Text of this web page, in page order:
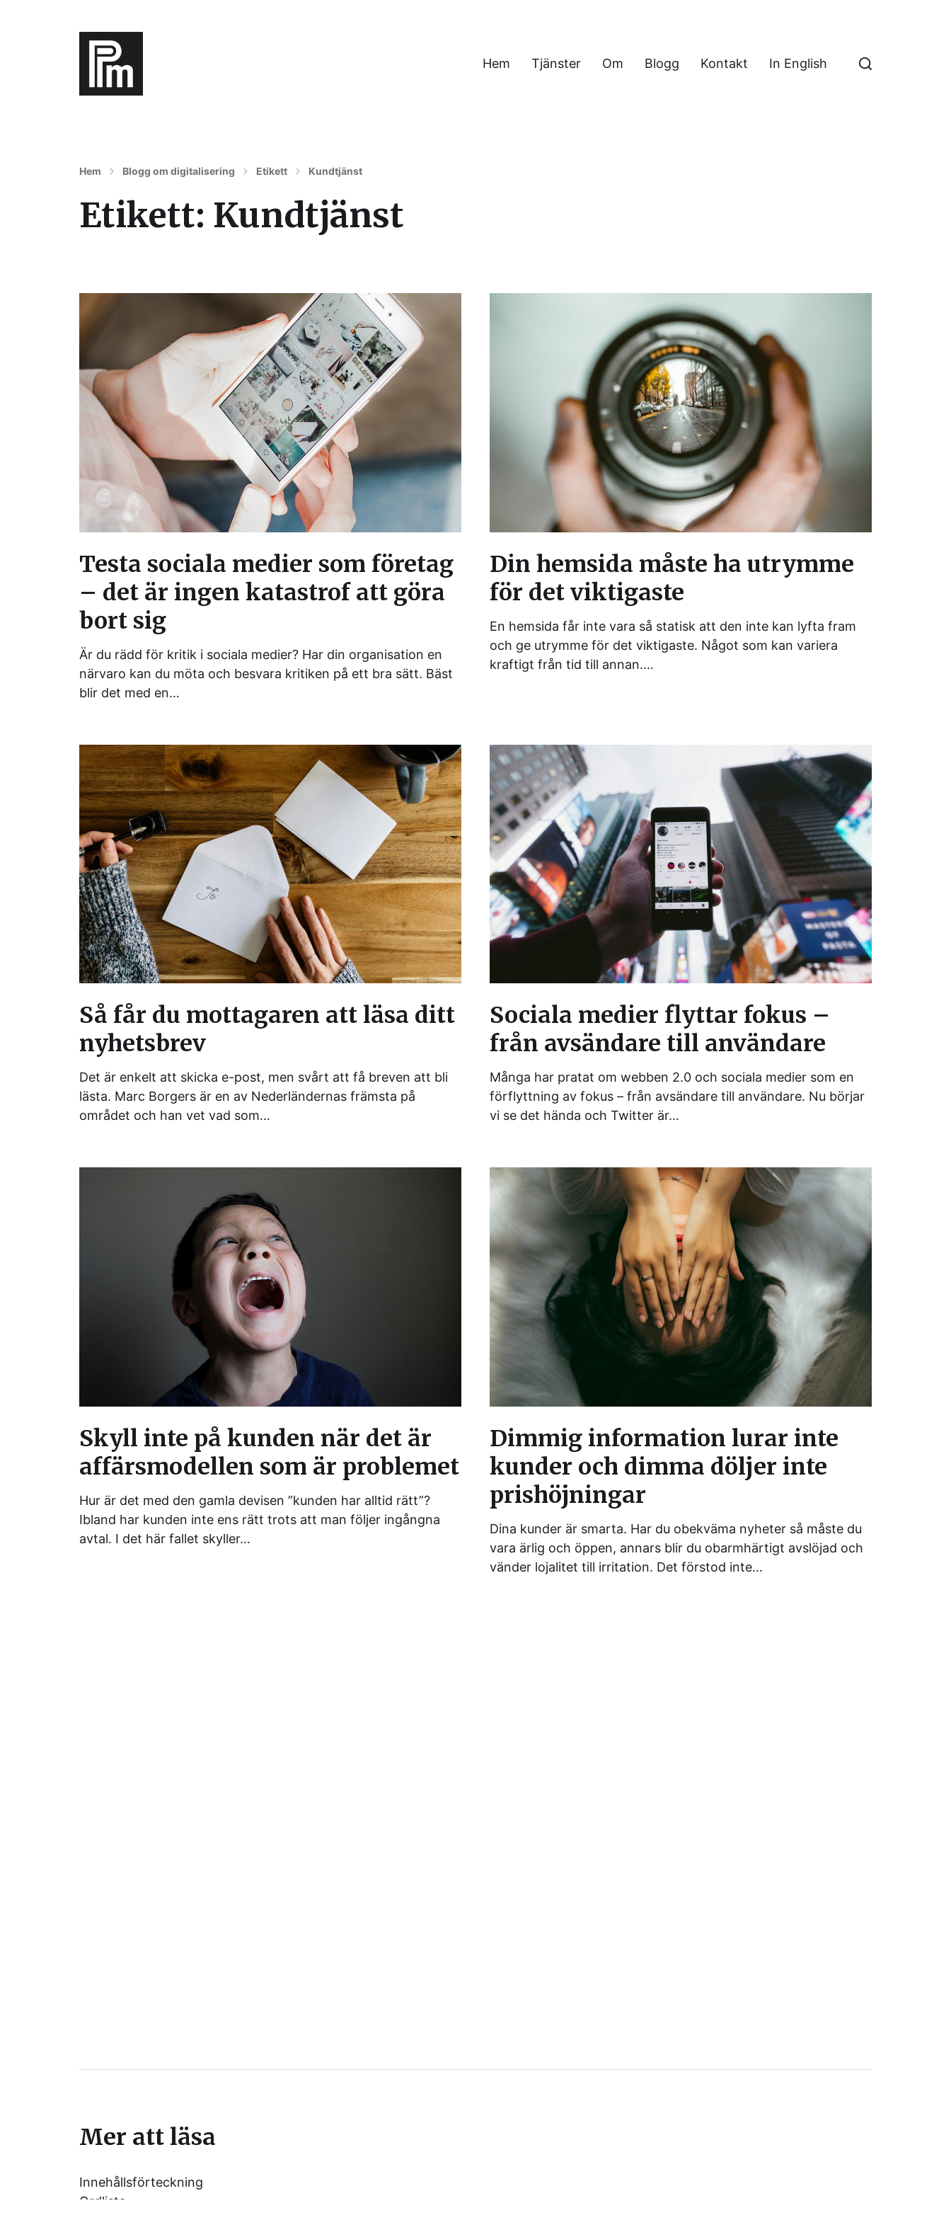
Digitalisering av varumärke, affärer och verksamhet Hem Tjänster Om Blogg Kontakt In English
Hem Blogg om digitalisering Etikett Kundtjänst
Etikett: Kundtjänst
Testa sociala medier som företag
– det är ingen katastrof att göra
bort sig
Är du rädd för kritik i sociala medier? Har din organisation en
närvaro kan du möta och besvara kritiken på ett bra sätt. Bäst
blir det med en…
Din hemsida måste ha utrymme
för det viktigaste
En hemsida får inte vara så statisk att den inte kan lyfta fram
och ge utrymme för det viktigaste. Något som kan variera
kraftigt från tid till annan.…
Så får du mottagaren att läsa ditt
nyhetsbrev
Det är enkelt att skicka e-post, men svårt att få breven att bli
lästa. Marc Borgers är en av Nederländernas främsta på
området och han vet vad som…
Sociala medier flyttar fokus –
från avsändare till användare
Många har pratat om webben 2.0 och sociala medier som en
förflyttning av fokus – från avsändare till användare. Nu börjar
vi se det hända och Twitter är…
Skyll inte på kunden när det är
affärsmodellen som är problemet
Hur är det med den gamla devisen ”kunden har alltid rätt”?
Ibland har kunden inte ens rätt trots att man följer ingångna
avtal. I det här fallet skyller…
Dimmig information lurar inte
kunder och dimma döljer inte
prishöjningar
Dina kunder är smarta. Har du obekväma nyheter så måste du
vara ärlig och öppen, annars blir du obarmhärtigt avslöjad och
vänder lojalitet till irritation. Det förstod inte…
Mer att läsa
Innehållsförteckning
Ordlista